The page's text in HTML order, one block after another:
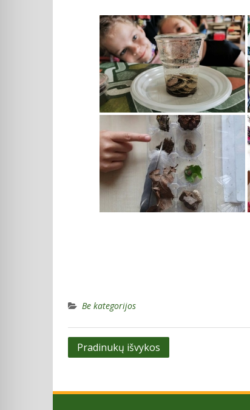
Be kategorijos
Navigacija
Pradinukų išvykos